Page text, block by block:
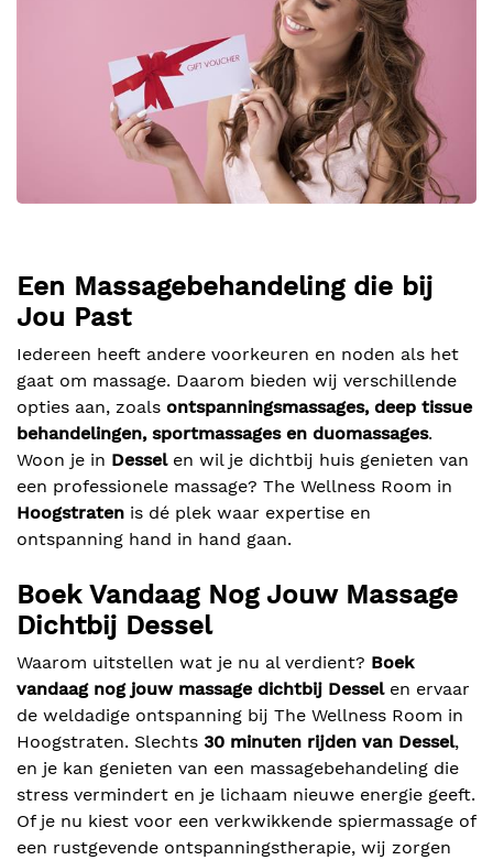
Een Massagebehandeling die bij
Jou Past
Iedereen heeft andere voorkeuren en noden als het
gaat om massage. Daarom bieden wij verschillende
opties aan, zoals ontspanningsmassages, deep tissue
behandelingen, sportmassages en duomassages.
Woon je in Desselen wil je dichtbij huis genieten van
een professionele massage? The Wellness Room in
Hoogstraten is dé plek waar expertise en
ontspanning hand in hand gaan.
Boek Vandaag Nog Jouw Massage
Dichtbij Dessel
Waarom uitstellen wat je nu al verdient? Boek
vandaag nog jouw massage dichtbij Desselen ervaar
de weldadige ontspanning bij The Wellness Room in
Hoogstraten. Slechts 30 minuten rijden van Dessel,
en je kan genieten van een massagebehandeling die
stress vermindert en je lichaam nieuwe energie geeft.
Of je nu kiest voor een verkwikkende spiermassage of
een rustgevende ontspanningstherapie, wij zorgen